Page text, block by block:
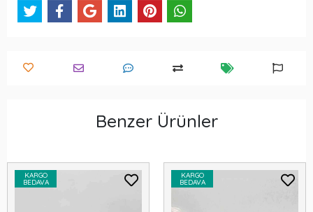
Benzer Ürünler
KARGO
BEDAVA
KARGO
BEDAVA